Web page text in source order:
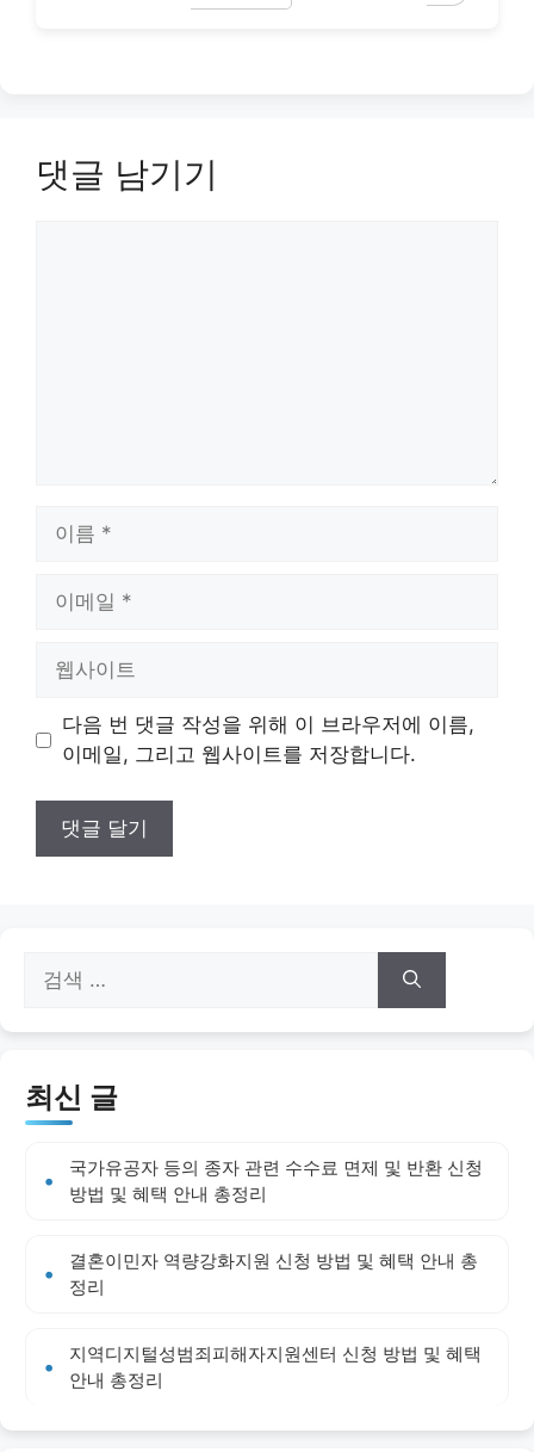
댓글 남기기
트
다음 번 댓글 작성을 위해 이 브라우저에 이름,
이메일, 그리고 웹사이트를 저장합니다.
색:
최신 글
국가유공자 등의 종자 관련 수수료 면제 및 반환 신청
방법 및 혜택 안내 총정리
결혼이민자 역량강화지원 신청 방법 및 혜택 안내 총
정리
지역디지털성범죄피해자지원센터 신청 방법 및 혜택
안내 총정리